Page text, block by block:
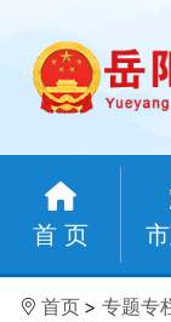
首 页
首页 > 专题专